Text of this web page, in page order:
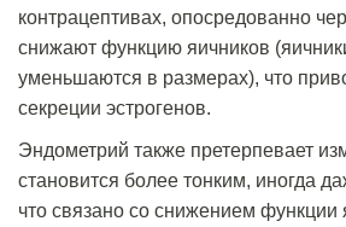
контрацептивах, опосредованно
снижают функцию яичников
уменьшаются в размерах), что
секреции эстрогенов.
Эндометрий также претерпевает
становится более тонким, иногда
что связано со снижением функции